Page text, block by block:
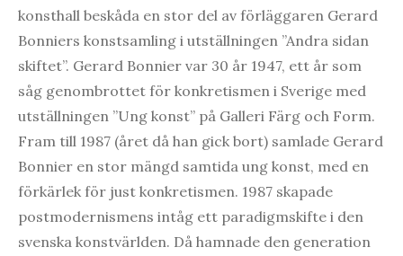
konsthall beskåda en stor del av förläggaren Gerard
Bonniers konstsamling i utställningen ”Andra sidan
skiftet”. Gerard Bonnier var 30 år 1947, ett år som
såg genombrottet för konkretismen i Sverige med
utställningen ”Ung konst” på Galleri Färg och Form.
Fram till 1987 (året då han gick bort) samlade Gerard
Bonnier en stor mängd samtida ung konst, med en
förkärlek för just konkretismen. 1987 skapade
postmodernismens intåg ett paradigmskifte i den
svenska konstvärlden. Då hamnade den generation